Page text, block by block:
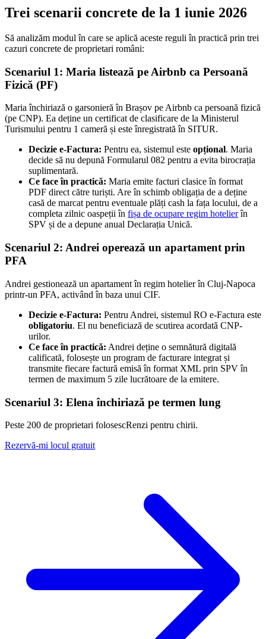
Trei scenarii concrete de la 1 iunie 2026
Să analizăm modul în care se aplică aceste reguli în practică prin trei
cazuri concrete de proprietari români:
Scenariul 1: Maria listează pe Airbnb ca Persoană
Fizică (PF)
Maria închiriază o garsonieră în Brașov pe Airbnb ca persoană fizică
(pe CNP). Ea deține un certificat de clasificare de la Ministerul
Turismului pentru 1 cameră și este înregistrată în SITUR.
Decizie e-Factura: Pentru ea, sistemul este opțional. Maria
decide să nu depună Formularul 082 pentru a evita birocrația
suplimentară.
Ce face în practică: Maria emite facturi clasice în format
PDF direct către turiști. Are în schimb obligația de a deține
casă de marcat pentru eventuale plăți cash la fața locului, de a
completa zilnic oaspeții în fișa de ocupare regim hotelierîn
SPV și de a depune anual Declarația Unică.
Scenariul 2: Andrei operează un apartament prin
PFA
Andrei gestionează un apartament în regim hotelier în Cluj-Napoca
printr-un PFA, activând în baza unui CIF.
Decizie e-Factura: Pentru Andrei, sistemul RO e-Factura este
obligatoriu. El nu beneficiază de scutirea acordată CNP-
urilor.
Ce face în practică: Andrei deține o semnătură digitală
calificată, folosește un program de facturare integrat și
transmite fiecare factură emisă în format XML prin SPV în
termen de maximum 5 zile lucrătoare de la emitere.
Scenariul 3: Elena închiriază pe termen lung
Peste 200 de proprietari folosescRenzi pentru chirii.
Rezervă-mi locul gratuit